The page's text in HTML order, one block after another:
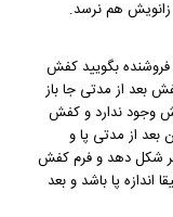
هم نرسد.
فروشنده بگویید کفش
بعد از مدتی جا باز
وجود ندارد و کفش
بعد از مدتی پا و
شكل دهد و فرم كفش
پا باشد و بعد